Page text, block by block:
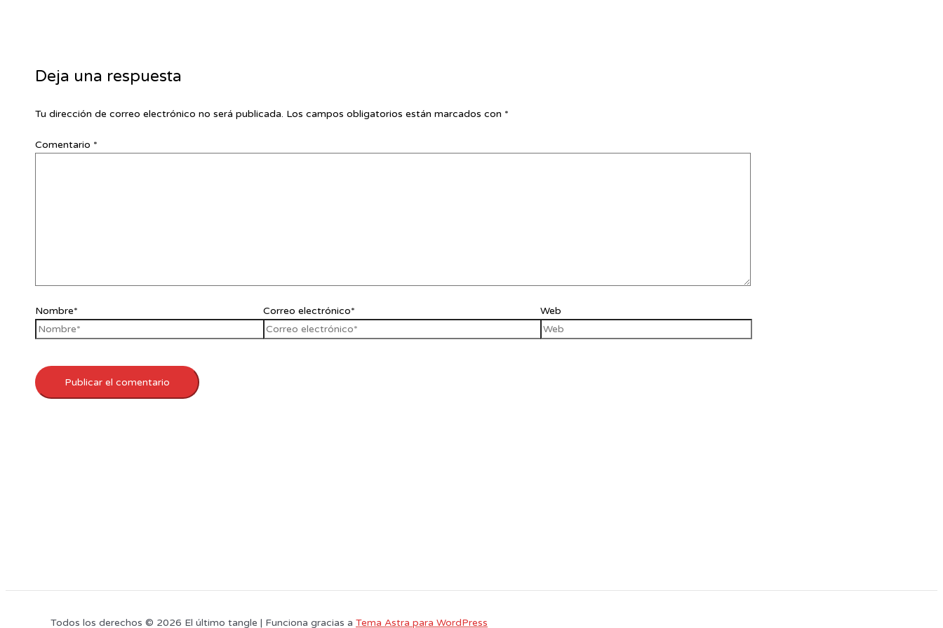
Deja una respuesta
Tu dirección de correo electrónico no será publicada. Los campos obligatorios están marcados con *
Comentario *
Nombre* Correo electrónico* Web
Todos los derechos © 2026 El último tangle | Funciona gracias a Tema Astra para WordPress